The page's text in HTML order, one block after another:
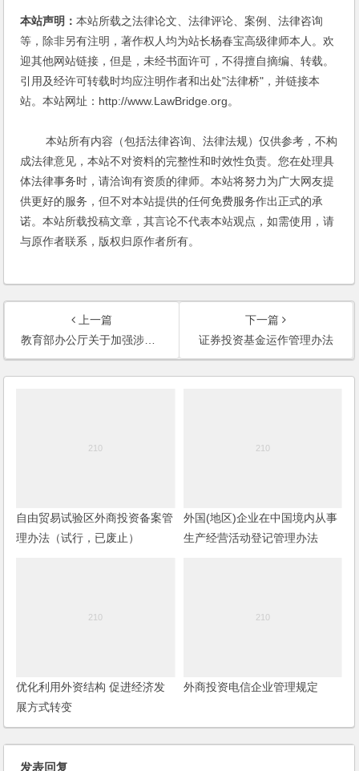
本站声明：本站所载之法律论文、法律评论、案例、法律咨询
等，除非另有注明，著作权人均为站长杨春宝高级律师本人。欢
迎其他网站链接，但是，未经书面许可，不得擅自摘编、转载。
引用及经许可转载时均应注明作者和出处"法律桥"，并链接本
站。本站网址：http://www.LawBridge.org。
本站所有内容（包括法律咨询、法律法规）仅供参考，不构
成法律意见，本站不对资料的完整性和时效性负责。您在处理具
体法律事务时，请洽询有资质的律师。本站将努力为广大网友提
供更好的服务，但不对本站提供的任何免费服务作出正式的承
诺。本站所载投稿文章，其言论不代表本站观点，如需使用，请
与原作者联系，版权归原作者所有。
上一篇
教育部办公厅关于加强涉外办学规范管理的通知
下一篇
证券投资基金运作管理办法
自由贸易试验区外商投资备案管
理办法（试行，已废止）
外国(地区)企业在中国境内从事
生产经营活动登记管理办法
优化利用外资结构 促进经济发
展方式转变
外商投资电信企业管理规定
发表回复